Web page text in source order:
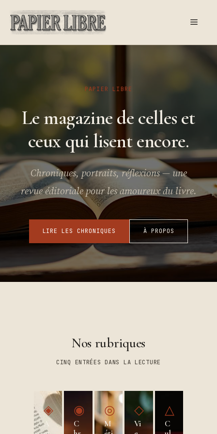
contenu
Menu
PAPIER LIBRE
Le magazine de celles et
ceux qui lisent encore.
Chroniques, portraits, réflexions — une
revue éditoriale pour les amoureux du livre.
LIRE LES CHRONIQUES À PROPOS
Nos rubriques
CINQ ENTRÉES DANS LA LECTURE
◈
A
◉
C
◎
M
◇
Vi
△
C